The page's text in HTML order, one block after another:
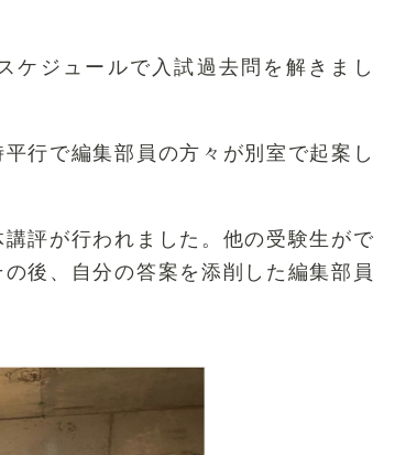
ケジュールで入試過去問を解きまし
行で編集部員の方々が別室で起案し
評が行われました。他の受験生がで
後、自分の答案を添削した編集部員